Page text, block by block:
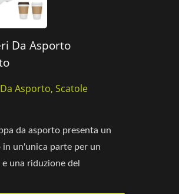
Da Asporto
Asporto, Scatole
da asporto presenta un
in un'unica parte per un
una riduzione del